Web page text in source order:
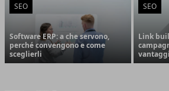
SEO
Software ERP: a che servono,
perché convengono e come
sceglierli
SEO
Link
vantaggi